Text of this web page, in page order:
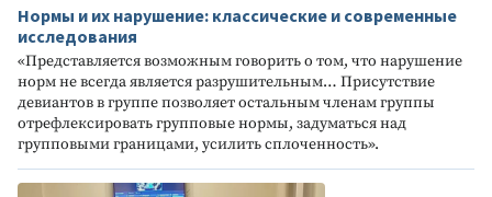
Нормы и их нарушение: классические и современные
исследования
«Представляется возможным говорить о том, что нарушение
норм не всегда является разрушительным… Присутствие
девиантов в группе позволяет остальным членам группы
отрефлексировать групповые нормы, задуматься над
групповыми границами, усилить сплоченность».